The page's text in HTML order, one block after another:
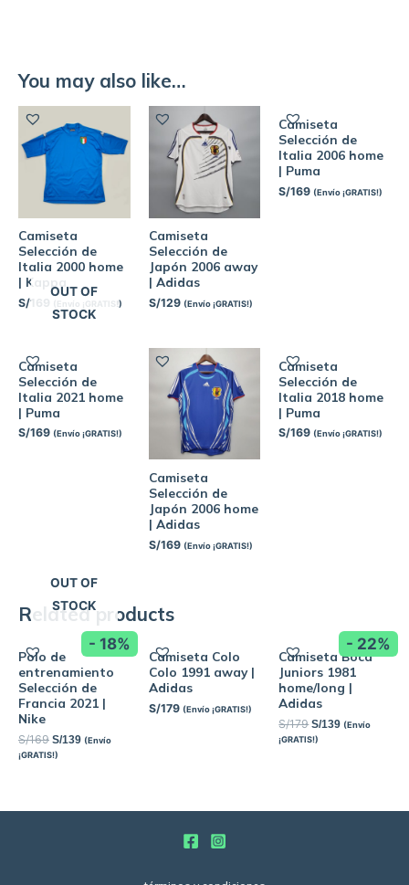
You may also like…
Camiseta
Selección de
Italia 2000 home
| Kappa
S/169 (Envío ¡GRATIS!)
Camiseta
Selección de
Japón 2006 away
| Adidas
S/129 (Envío ¡GRATIS!)
Camiseta
Selección de
Italia 2006 home
| Puma
S/169 (Envío ¡GRATIS!)
OUT OF
STOCK
Camiseta
Selección de
Italia 2021 home
| Puma
S/169 (Envío ¡GRATIS!)
Camiseta
Selección de
Japón 2006 home
| Adidas
S/169 (Envío ¡GRATIS!)
Camiseta
Selección de
Italia 2018 home
| Puma
S/169 (Envío ¡GRATIS!)
Related products
- 18%
OUT OF
STOCK
Polo de
entrenamiento
Selección de
Francia 2021 |
Nike
S/169 S/139 (Envío
¡GRATIS!)
Camiseta Colo
Colo 1991 away |
Adidas
S/179 (Envío ¡GRATIS!)
- 22%
Camiseta Boca
Juniors 1981
home/long |
Adidas
S/179 S/139 (Envío
¡GRATIS!)